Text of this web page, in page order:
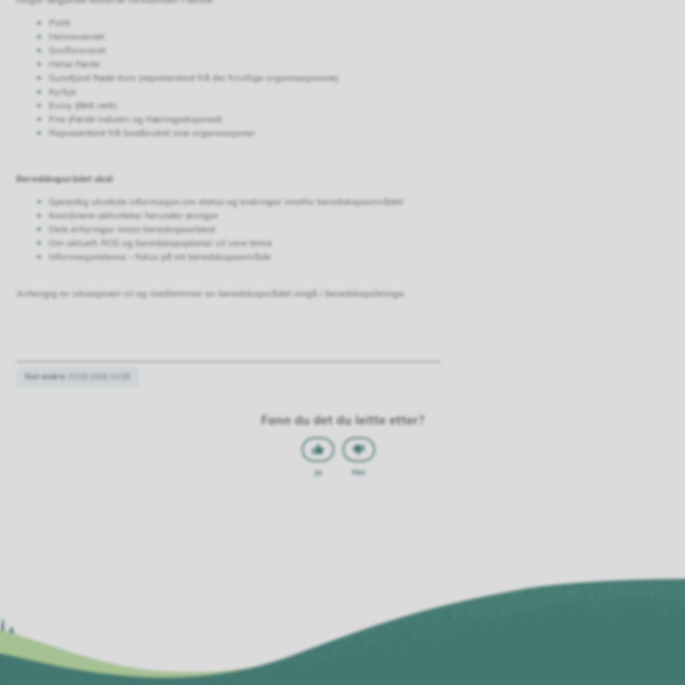
Politi
Heimevernet
Sivilforsvaret
Helse Førde
Sunnfjord Røde Kors (representant frå dei frivillige organisasjonane)
Kyrkja
Eviny (BKK nett)
Fins (Førde Industri og Næringsskipsnad)
Representant frå landbruket sine organisasjonar
Beredskapsrådet skal:
Gjensidig utveksle informasjon om status og endringar innafor beredskapsområdet
Koordinere aktivitetar herunder øvingar
Dele erfaringar innan bereskapsarbeid
Om aktuelt; ROS og beredskapsplanar vil vere tema
Informasjonstema – fokus på eit beredskapsområde
Avhengig av situasjonen vil og medlemmar av beredskapsrådet inngå i beredskapsleiinga.
Sist endra
Fann du det du leitte etter?
Ja Nei